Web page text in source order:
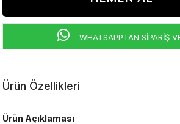
WHATSAPPTAN SİPARİŞ
Ürün Özellikleri
Ürün Açıklaması